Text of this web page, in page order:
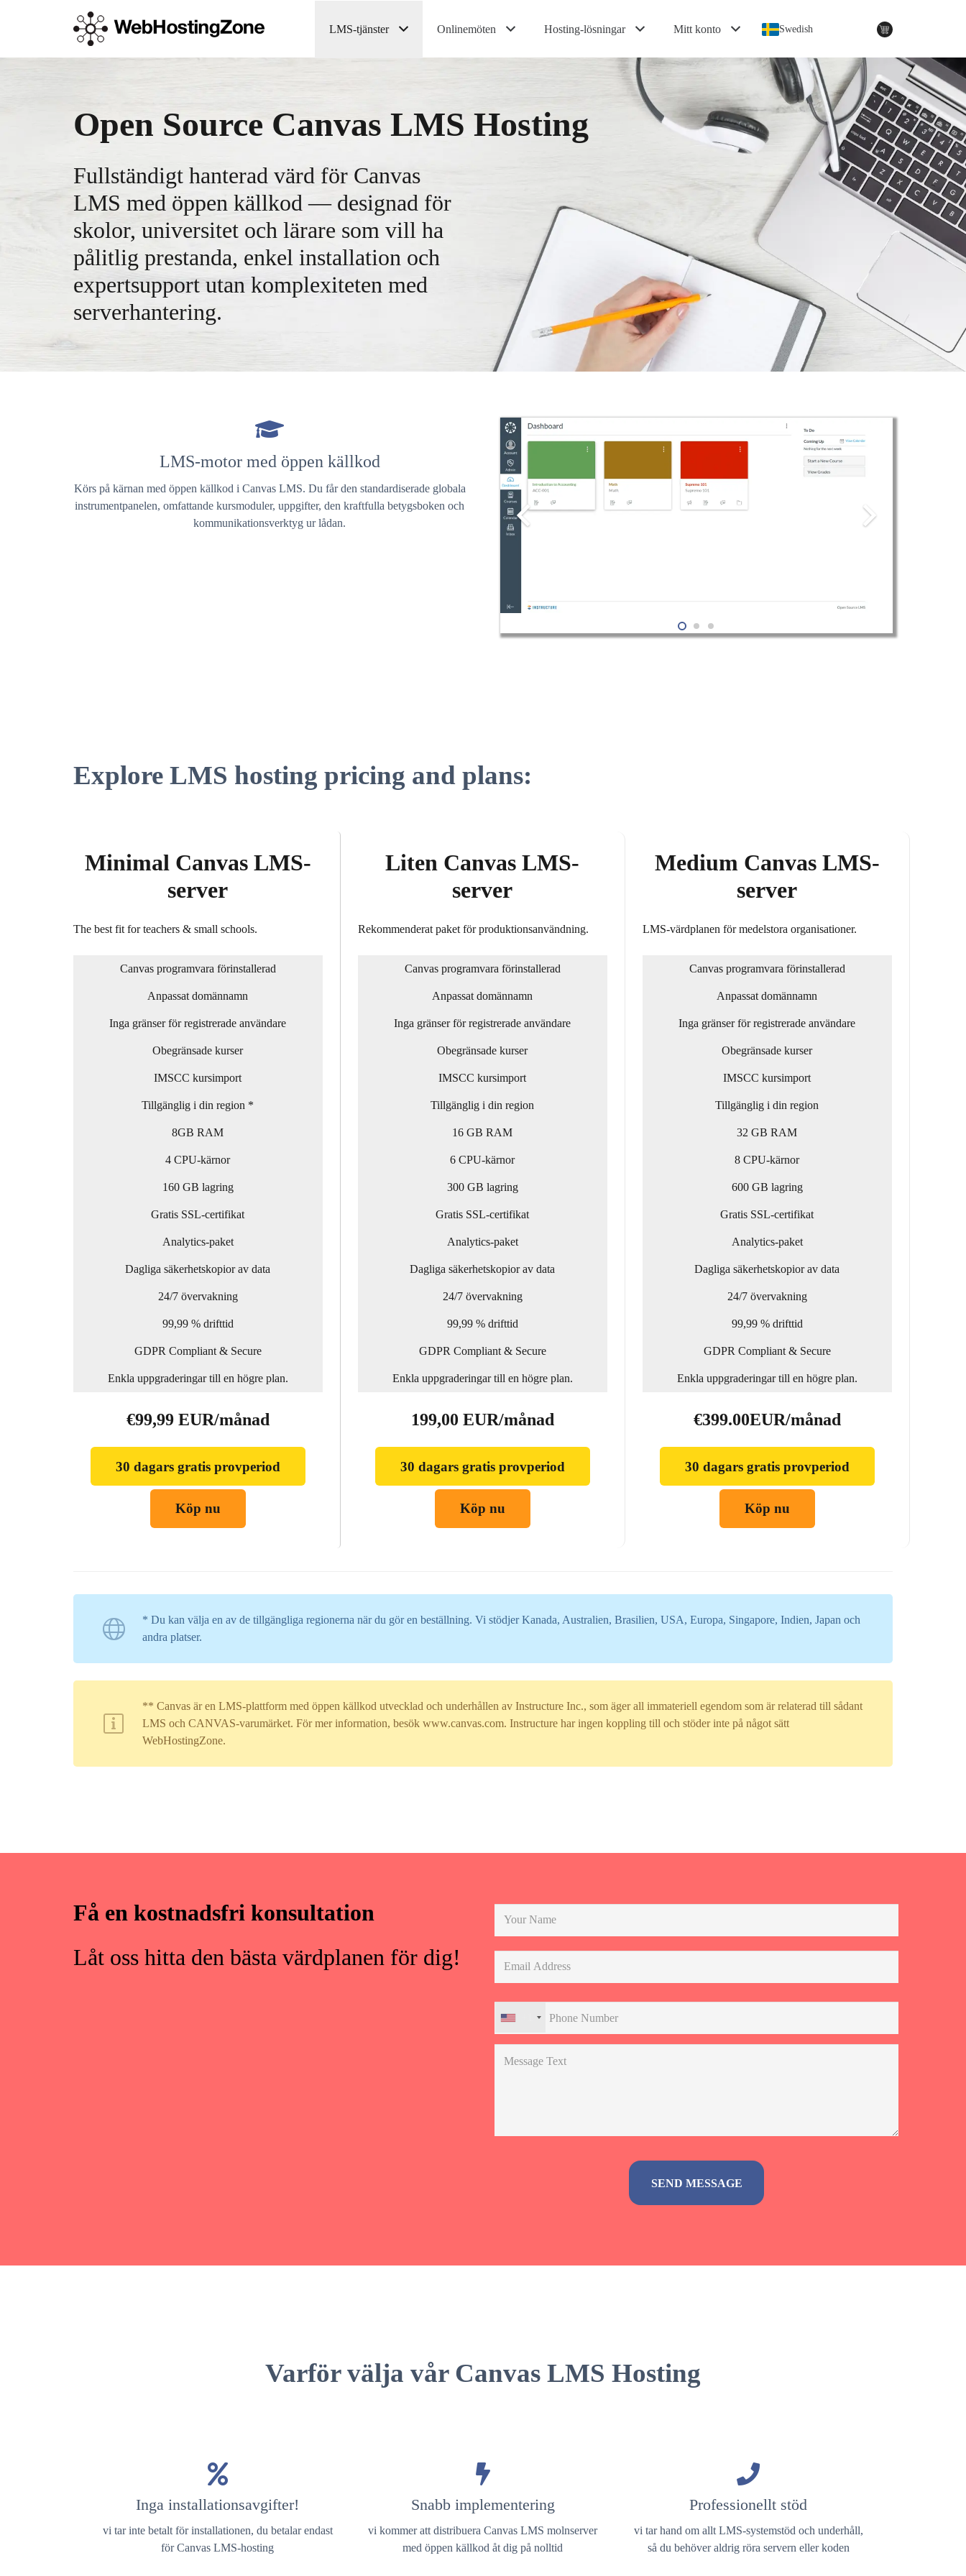
LMS-tjänster Onlinemöten Hosting-lösningar Mitt konto Swedish
Open Source Canvas LMS Hosting
Fullständigt hanterad värd för Canvas
LMS med öppen källkod — designad för
skolor, universitet och lärare som vill ha
pålitlig prestanda, enkel installation och
expertsupport utan komplexiteten med
serverhantering.
LMS-motor med öppen källkod
Körs på kärnan med öppen källkod i Canvas LMS. Du får den standardiserade globala
instrumentpanelen, omfattande kursmoduler, uppgifter, den kraftfulla betygsboken och
kommunikationsverktyg ur lådan.
Explore LMS hosting pricing and plans:
Minimal Canvas LMS-
server
The best fit for teachers & small schools.
Canvas programvara förinstallerad
Anpassat domännamn
Inga gränser för registrerade användare
Obegränsade kurser
IMSCC kursimport
Tillgänglig i din region *
8GB RAM
4 CPU-kärnor
160 GB lagring
Gratis SSL-certifikat
Analytics-paket
Dagliga säkerhetskopior av data
24/7 övervakning
99,99 % drifttid
GDPR Compliant & Secure
Enkla uppgraderingar till en högre plan.
€99,99 EUR/månad
30 dagars gratis provperiod
Köp nu
Liten Canvas LMS-
server
Rekommenderat paket för produktionsanvändning.
Canvas programvara förinstallerad
Anpassat domännamn
Inga gränser för registrerade användare
Obegränsade kurser
IMSCC kursimport
Tillgänglig i din region
16 GB RAM
6 CPU-kärnor
300 GB lagring
Gratis SSL-certifikat
Analytics-paket
Dagliga säkerhetskopior av data
24/7 övervakning
99,99 % drifttid
GDPR Compliant & Secure
Enkla uppgraderingar till en högre plan.
199,00 EUR/månad
30 dagars gratis provperiod
Köp nu
Medium Canvas LMS-
server
LMS-värdplanen för medelstora organisationer.
Canvas programvara förinstallerad
Anpassat domännamn
Inga gränser för registrerade användare
Obegränsade kurser
IMSCC kursimport
Tillgänglig i din region
32 GB RAM
8 CPU-kärnor
600 GB lagring
Gratis SSL-certifikat
Analytics-paket
Dagliga säkerhetskopior av data
24/7 övervakning
99,99 % drifttid
GDPR Compliant & Secure
Enkla uppgraderingar till en högre plan.
€399.00EUR/månad
30 dagars gratis provperiod
Köp nu
* Du kan välja en av de tillgängliga regionerna när du gör en beställning. Vi stödjer Kanada, Australien, Brasilien, USA, Europa, Singapore, Indien, Japan och
andra platser.
** Canvas är en LMS-plattform med öppen källkod utvecklad och underhållen av Instructure Inc., som äger all immateriell egendom som är relaterad till sådant
LMS och CANVAS-varumärket. För mer information, besök www.canvas.com. Instructure har ingen koppling till och stöder inte på något sätt
WebHostingZone.
Få en kostnadsfri konsultation
Låt oss hitta den bästa värdplanen för dig!
Varför välja vår Canvas LMS Hosting
Inga installationsavgifter!
vi tar inte betalt för installationen, du betalar endast
för Canvas LMS-hosting
Snabb implementering
vi kommer att distribuera Canvas LMS molnserver
med öppen källkod åt dig på nolltid
Professionellt stöd
vi tar hand om allt LMS-systemstöd och underhåll,
så du behöver aldrig röra servern eller koden